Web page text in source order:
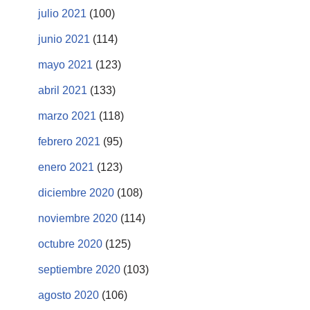
julio 2021 (100)
junio 2021 (114)
mayo 2021 (123)
abril 2021 (133)
marzo 2021 (118)
febrero 2021 (95)
enero 2021 (123)
diciembre 2020 (108)
noviembre 2020 (114)
octubre 2020 (125)
septiembre 2020 (103)
agosto 2020 (106)